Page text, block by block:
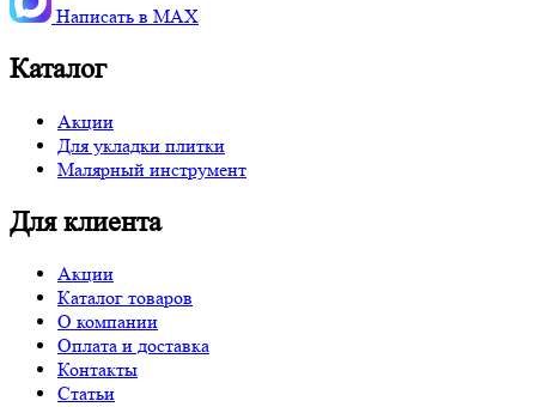
Написать в MАХ
Каталог
Акции
Для укладки плитки
Малярный инструмент
Для клиента
Акции
Каталог товаров
О компании
Оплата и доставка
Контакты
Статьи